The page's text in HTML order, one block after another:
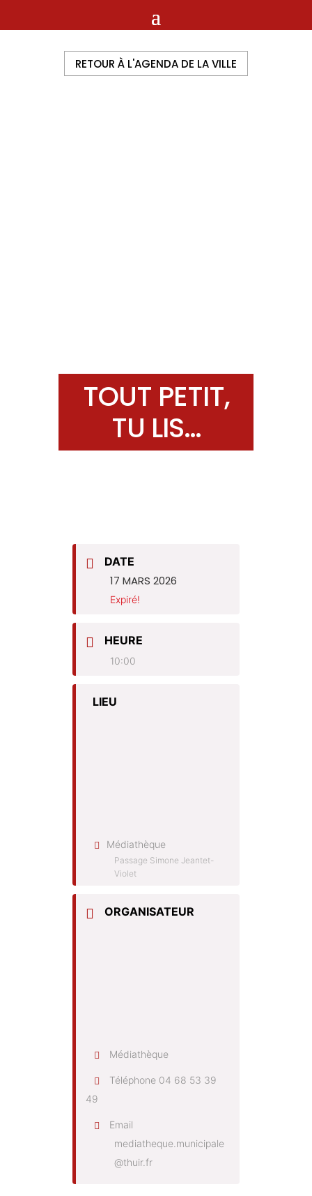
RETOUR À L'AGENDA DE LA VILLE
TOUT PETIT,
TU LIS…
DATE
17 MARS 2026
Expiré!
HEURE
10:00
LIEU
Médiathèque
Passage Simone Jeantet-
Violet
ORGANISATEUR
Médiathèque
Téléphone 04 68 53 39
49
Email
mediatheque.municipale
@thuir.fr